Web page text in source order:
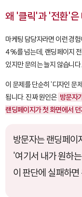
왜 '클릭'과 '전환'은
마케팅 담당자라면 이런 경
4%를 넘는데, 랜딩페이지
있지만 문의는 늘지 않습니다.
이 문제를 단순히 '디자인 문
됩니다. 진짜 원인은 방문자
랜딩페이지가 첫 화면에서
방문자는 랜딩페이
'여기서 내가 원하
이 판단에 실패하